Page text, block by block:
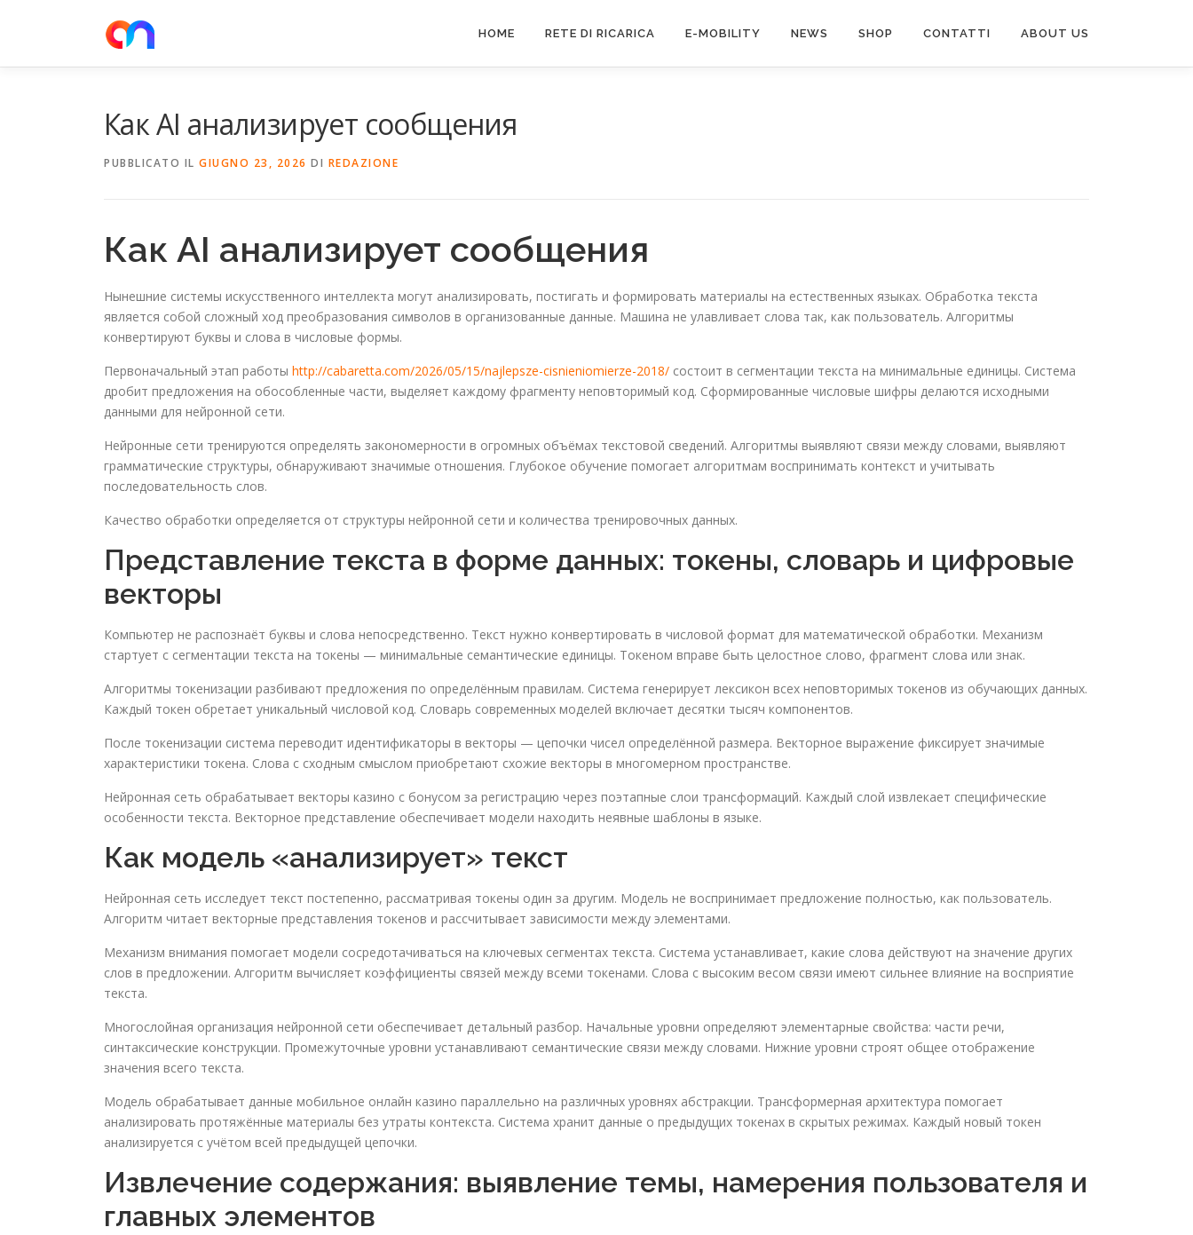
HOME RETE DI RICARICA E-MOBILITY NEWS SHOP CONTATTI ABOUT US
Как AI анализирует сообщения
PUBBLICATO IL GIUGNO 23, 2026 DI REDAZIONE
Как AI анализирует сообщения
Нынешние системы искусственного интеллекта могут анализировать, постигать и формировать материалы на естественных языках. Обработка текста
является собой сложный ход преобразования символов в организованные данные. Машина не улавливает слова так, как пользователь. Алгоритмы
конвертируют буквы и слова в числовые формы.
Первоначальный этап работы http://cabaretta.com/2026/05/15/najlepsze-cisnieniomierze-2018/ состоит в сегментации текста на минимальные единицы. Система
дробит предложения на обособленные части, выделяет каждому фрагменту неповторимый код. Сформированные числовые шифры делаются исходными
данными для нейронной сети.
Нейронные сети тренируются определять закономерности в огромных объёмах текстовой сведений. Алгоритмы выявляют связи между словами, выявляют
грамматические структуры, обнаруживают значимые отношения. Глубокое обучение помогает алгоритмам воспринимать контекст и учитывать
последовательность слов.
Качество обработки определяется от структуры нейронной сети и количества тренировочных данных.
Представление текста в форме данных: токены, словарь и цифровые
векторы
Компьютер не распознаёт буквы и слова непосредственно. Текст нужно конвертировать в числовой формат для математической обработки. Механизм
стартует с сегментации текста на токены — минимальные семантические единицы. Токеном вправе быть целостное слово, фрагмент слова или знак.
Алгоритмы токенизации разбивают предложения по определённым правилам. Система генерирует лексикон всех неповторимых токенов из обучающих данных.
Каждый токен обретает уникальный числовой код. Словарь современных моделей включает десятки тысяч компонентов.
После токенизации система переводит идентификаторы в векторы — цепочки чисел определённой размера. Векторное выражение фиксирует значимые
характеристики токена. Слова с сходным смыслом приобретают схожие векторы в многомерном пространстве.
Нейронная сеть обрабатывает векторы казино с бонусом за регистрацию через поэтапные слои трансформаций. Каждый слой извлекает специфические
особенности текста. Векторное представление обеспечивает модели находить неявные шаблоны в языке.
Как модель «анализирует» текст
Нейронная сеть исследует текст постепенно, рассматривая токены один за другим. Модель не воспринимает предложение полностью, как пользователь.
Алгоритм читает векторные представления токенов и рассчитывает зависимости между элементами.
Механизм внимания помогает модели сосредотачиваться на ключевых сегментах текста. Система устанавливает, какие слова действуют на значение других
слов в предложении. Алгоритм вычисляет коэффициенты связей между всеми токенами. Слова с высоким весом связи имеют сильнее влияние на восприятие
текста.
Многослойная организация нейронной сети обеспечивает детальный разбор. Начальные уровни определяют элементарные свойства: части речи,
синтаксические конструкции. Промежуточные уровни устанавливают семантические связи между словами. Нижние уровни строят общее отображение
значения всего текста.
Модель обрабатывает данные мобильное онлайн казино параллельно на различных уровнях абстракции. Трансформерная архитектура помогает
анализировать протяжённые материалы без утраты контекста. Система хранит данные о предыдущих токенах в скрытых режимах. Каждый новый токен
анализируется с учётом всей предыдущей цепочки.
Извлечение содержания: выявление темы, намерения пользователя и
главных элементов